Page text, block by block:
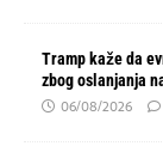
Tramp kaže da
zbog oslanjanja
06/08/2026